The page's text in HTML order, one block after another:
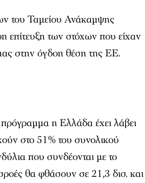
του Ταμείου Ανάκαμψης
των στόχων που είχαν
στην όγδοη θέση της ΕΕ.
η Ελλάδα έχει λάβει
στο 51% του συνολικού
που συνδέονται με το
θα φθάσουν σε 21,3 δισ. και